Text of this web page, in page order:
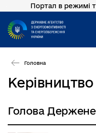
Перейти
основного
вмісту
Портал в режимі
Головна
Керівництво
Голова